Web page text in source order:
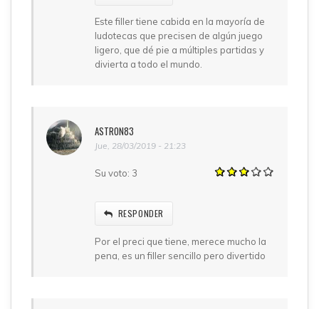
Este filler tiene cabida en la mayoría de
ludotecas que precisen de algún juego
ligero, que dé pie a múltiples partidas y
divierta a todo el mundo.
ASTRON83
Jue, 28/03/2019 - 21:23
Su voto: 3
RESPONDER
Por el preci que tiene, merece mucho la
pena, es un filler sencillo pero divertido